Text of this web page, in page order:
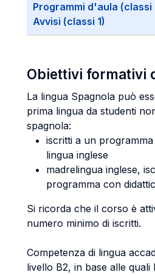
Programmi d'aula (classi
Avvisi (classi 1)
Obiettivi formativi
La lingua Spagnola può
prima lingua da studenti
spagnola:
iscritti a un
lingua inglese
madrelingua inglese,
programma con
Si ricorda che il corso è
numero minimo di iscritti.
Competenza di lingua
livello B2, in base alle quali